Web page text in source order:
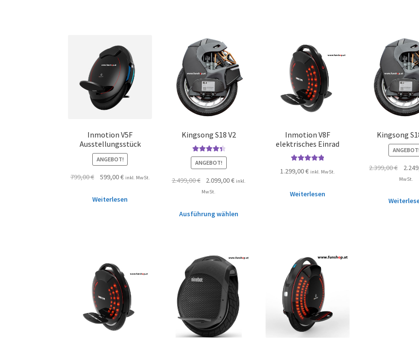
Inmotion V5F
Ausstellungsstück
ANGEBOT!
799,00€ 599,00€ inkl. MwSt.
Weiterlesen
Kingsong S18 V2
Bewertet mit
4.50von 5
ANGEBOT!
2.499,00€ 2.099,00€ inkl.
MwSt.
Ausführung wählen
Inmotion V8F
elektrisches Einrad
5.00 von 5
1.299,00€ inkl. MwSt.
Weiterlesen
Kingsong
ANGEBOT!
2.399,00€
MwSt.